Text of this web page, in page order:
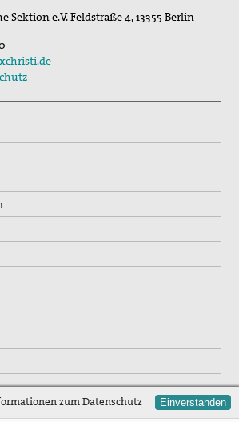
und des Essener Friedensforu…
Sektion e.V.Feldstraße 4,13355 Berlin
zum Datenschutz Einverstanden